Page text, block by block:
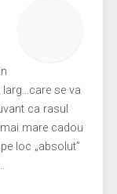
se va
ca rasul
mare cadou
loc „absolut”